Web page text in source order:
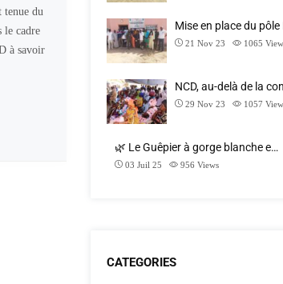
tenue du
le cadre
à savoir
Mise en place du pôle
21 Nov 23 1065
NCD, au-delà de la
29 Nov 23 1057
🌿 Le Guêpier à gorge blanche e…
03 Juil 25 956 Views
CATEGORIES